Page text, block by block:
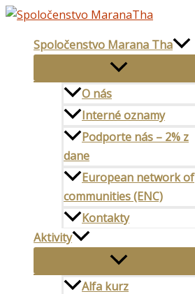
Preskočiť
obsahSpoločenstvo Marana Tha
O nás
Interné oznamy
Podporte nás – 2% z
dane
European network of
communities (ENC)
Kontakty
Aktivity
Alfa kurz
Udalosti pondelok